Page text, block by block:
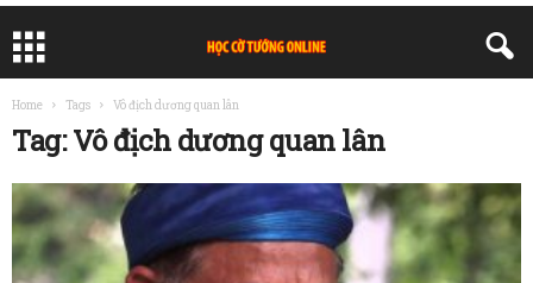
Home Tags Vô địch dương quan lân
Tag: Vô địch dương quan lân